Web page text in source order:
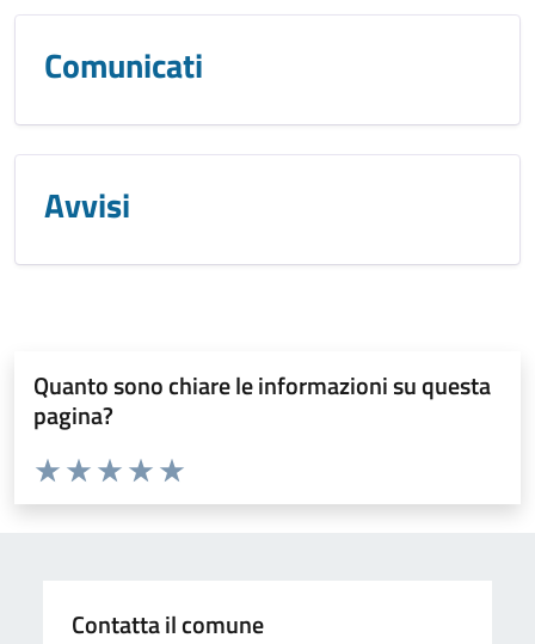
Comunicati
Avvisi
Quanto sono chiare le informazioni su questa
pagina?
Valuta da 1 a 5 stelle la pagina
Valuta 5 stelle su 5
Valuta 4 stelle su 5
Valuta 3 stelle su 5
Valuta 2 stelle su 5
Valuta 1 stelle su 5
Contatta il comune